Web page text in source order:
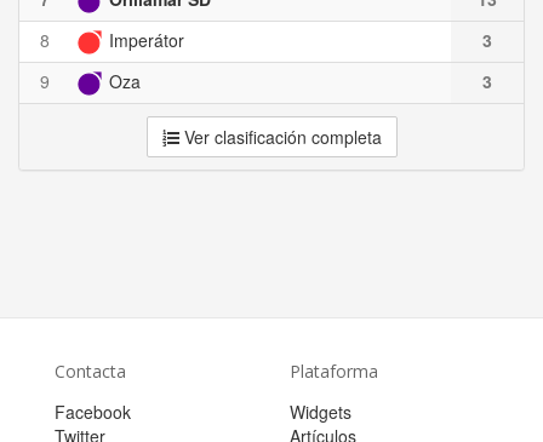
8
Imperátor
3
9
Oza 3
Ver clasificación completa
Contacta
Facebook
Twitter
Plataforma
Widgets
Artículos